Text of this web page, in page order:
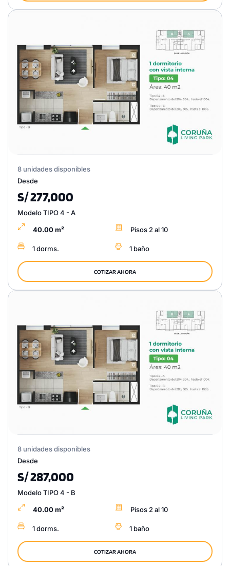
8 unidades disponibles
Desde
S/ 277,000
Modelo TIPO 4 - A
40.00 m² Pisos 2 al 10
1 dorms. 1 baño
COTIZAR AHORA
8 unidades disponibles
Desde
S/ 287,000
Modelo TIPO 4 - B
40.00 m² Pisos 2 al 10
1 dorms. 1 baño
COTIZAR AHORA